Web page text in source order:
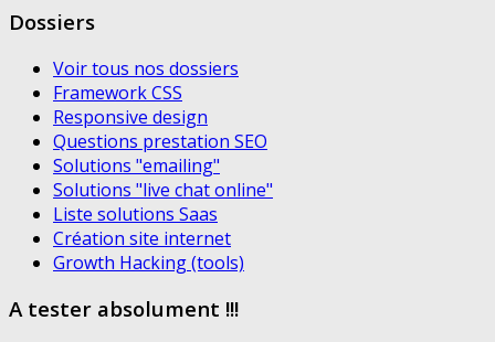
Dossiers
Voir tous nos dossiers
Framework CSS
Responsive design
Questions prestation SEO
Solutions "emailing"
Solutions "live chat online"
Liste solutions Saas
Création site internet
Growth Hacking (tools)
A tester absolument !!!